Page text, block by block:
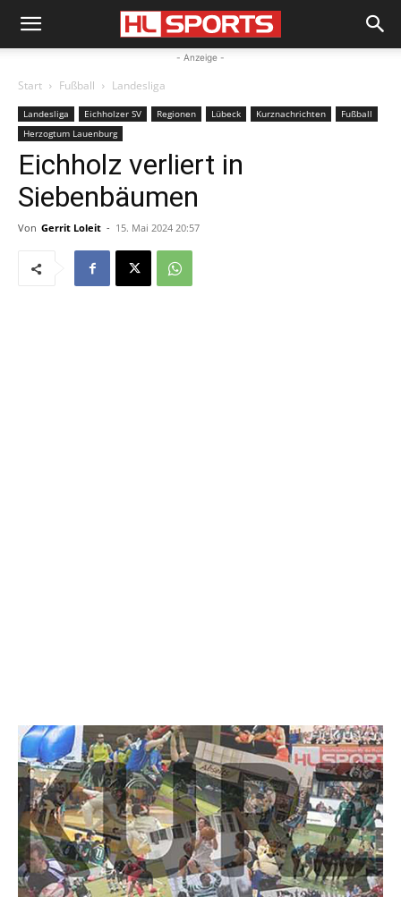
- Anzeige -
Start Fußball Landesliga
Landesliga Eichholzer SV Regionen Lübeck Kurznachrichten
Fußball
Herzogtum Lauenburg
Eichholz verliert in
Siebenbäumen
Von Gerrit Loleit - 15. Mai 2024 20:57